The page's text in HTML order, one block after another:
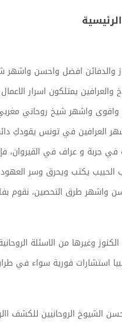
الرئيسية
افضل واحسن واشهر
يمتلكون اسرار
واقوى واشهر شيخ روحاني
العرافين في تونس يقودكِ
و عراف في القيروان،
يكتب ويحرق وسر العهود
واشهر طرق التحصين، نقوم
وغيرها من الاسئلة
فورية سواء في
الشيوخ الروحانيين للكشف